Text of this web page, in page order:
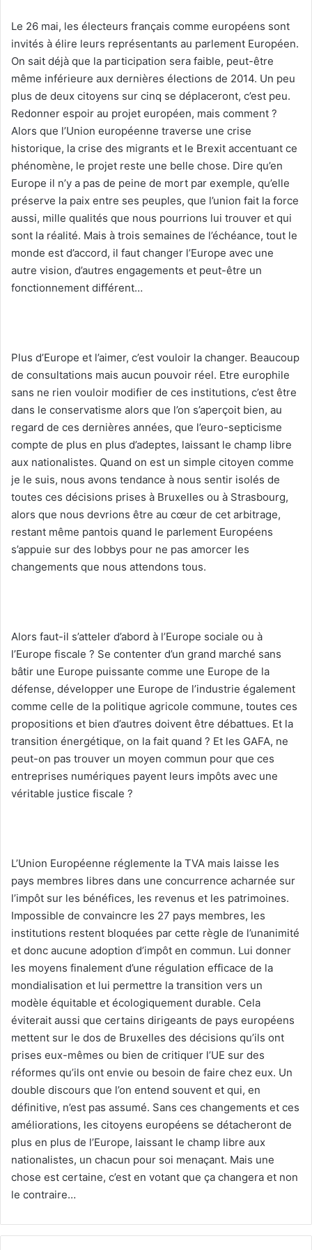
Le 26 mai, les électeurs français comme européens sont
invités à élire leurs représentants au parlement Européen.
On sait déjà que la participation sera faible, peut-être
même inférieure aux dernières élections de 2014. Un peu
plus de deux citoyens sur cinq se déplaceront, c’est peu.
Redonner espoir au projet européen, mais comment ?
Alors que l’Union européenne traverse une crise
historique, la crise des migrants et le Brexit accentuant ce
phénomène, le projet reste une belle chose. Dire qu’en
Europe il n’y a pas de peine de mort par exemple, qu’elle
préserve la paix entre ses peuples, que l’union fait la force
aussi, mille qualités que nous pourrions lui trouver et qui
sont la réalité. Mais à trois semaines de l’échéance, tout le
monde est d’accord, il faut changer l’Europe avec une
autre vision, d’autres engagements et peut-être un
fonctionnement différent…
Plus d’Europe et l’aimer, c’est vouloir la changer. Beaucoup
de consultations mais aucun pouvoir réel. Etre europhile
sans ne rien vouloir modifier de ces institutions, c’est être
dans le conservatisme alors que l’on s’aperçoit bien, au
regard de ces dernières années, que l’euro-septicisme
compte de plus en plus d’adeptes, laissant le champ libre
aux nationalistes. Quand on est un simple citoyen comme
je le suis, nous avons tendance à nous sentir isolés de
toutes ces décisions prises à Bruxelles ou à Strasbourg,
alors que nous devrions être au cœur de cet arbitrage,
restant même pantois quand le parlement Européens
s’appuie sur des lobbys pour ne pas amorcer les
changements que nous attendons tous.
Alors faut-il s’atteler d’abord à l’Europe sociale ou à
l’Europe fiscale ? Se contenter d’un grand marché sans
bâtir une Europe puissante comme une Europe de la
défense, développer une Europe de l’industrie également
comme celle de la politique agricole commune, toutes ces
propositions et bien d’autres doivent être débattues. Et la
transition énergétique, on la fait quand ? Et les GAFA, ne
peut-on pas trouver un moyen commun pour que ces
entreprises numériques payent leurs impôts avec une
véritable justice fiscale ?
L’Union Européenne réglemente la TVA mais laisse les
pays membres libres dans une concurrence acharnée sur
l’impôt sur les bénéfices, les revenus et les patrimoines.
Impossible de convaincre les 27 pays membres, les
institutions restent bloquées par cette règle de l’unanimité
et donc aucune adoption d’impôt en commun. Lui donner
les moyens finalement d’une régulation efficace de la
mondialisation et lui permettre la transition vers un
modèle équitable et écologiquement durable. Cela
éviterait aussi que certains dirigeants de pays européens
mettent sur le dos de Bruxelles des décisions qu’ils ont
prises eux-mêmes ou bien de critiquer l’UE sur des
réformes qu’ils ont envie ou besoin de faire chez eux. Un
double discours que l’on entend souvent et qui, en
définitive, n’est pas assumé. Sans ces changements et ces
améliorations, les citoyens européens se détacheront de
plus en plus de l’Europe, laissant le champ libre aux
nationalistes, un chacun pour soi menaçant. Mais une
chose est certaine, c’est en votant que ça changera et non
le contraire…